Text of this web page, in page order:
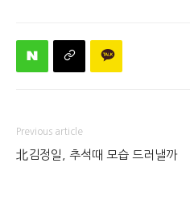
Previous article
北김정일, 추석때 모습 드러낼까